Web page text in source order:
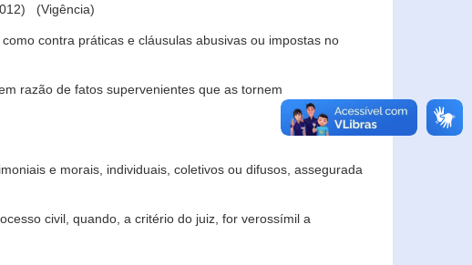
(Vigência)
contra práticas e cláusulas abusivas ou impostas no
razão de fatos supervenientes que as tornem
e morais, individuais, coletivos ou difusos, assegurada
civil, quando, a critério do juiz, for verossímil a